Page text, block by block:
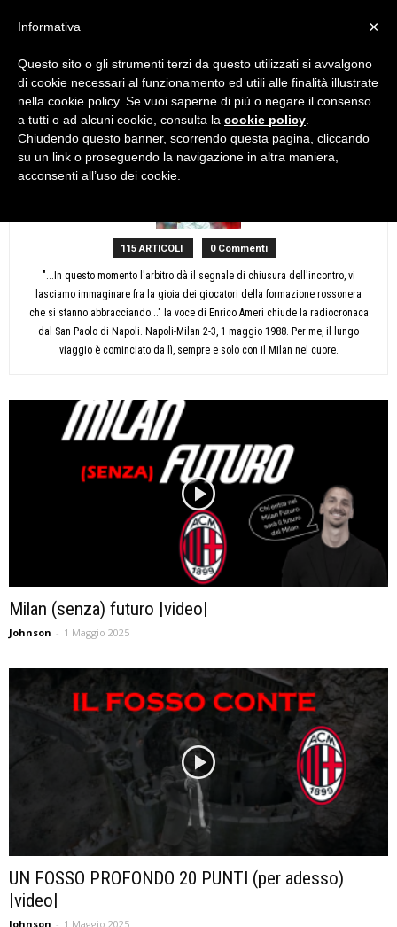
Home Autori Articoli di Johnson
Johnson
115 ARTICOLI 0 Commenti
"...In questo momento l'arbitro dà il segnale di chiusura dell'incontro, vi
lasciamo immaginare fra la gioia dei giocatori della formazione rossonera
che si stanno abbracciando..." la voce di Enrico Ameri chiude la radiocronaca
dal San Paolo di Napoli. Napoli-Milan 2-3, 1 maggio 1988. Per me, il lungo
viaggio è cominciato da lì, sempre e solo con il Milan nel cuore.
Milan (senza) futuro |video|
Johnson - 1 Maggio 2025
UN FOSSO PROFONDO 20 PUNTI (per adesso)
|video|
Johnson - 1 Maggio 2025
×
Informativa
Questo sito o gli strumenti terzi da questo utilizzati si avvalgono
di cookie necessari al funzionamento ed utili alle finalità illustrate
nella cookie policy. Se vuoi saperne di più o negare il consenso
a tutti o ad alcuni cookie, consulta la cookie policy
Chiudendo questo banner, scorrendo questa pagina, cliccando
su un link o proseguendo la navigazione in altra maniera,
acconsenti all’uso dei cookie.